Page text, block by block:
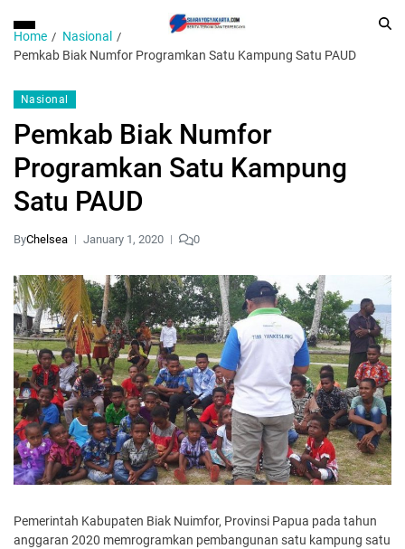
Home
Nasional
Pemkab Biak Numfor Programkan Satu Kampung Satu PAUD
Nasional
Pemkab Biak Numfor
Programkan Satu Kampung
Satu PAUD
ByChelsea January 1, 2020 0
Pemerintah Kabupaten Biak Nuimfor, Provinsi Papua pada tahun
anggaran 2020 memrogramkan pembangunan satu kampung satu